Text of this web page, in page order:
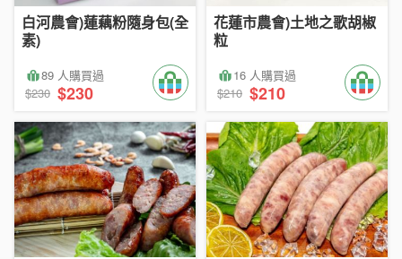
白河農會)蓮藕粉隨身包(全
素)
89 人購買過
$230 $230
花蓮市農會)土地之歌胡椒
粒
16 人購買過
$210 $210